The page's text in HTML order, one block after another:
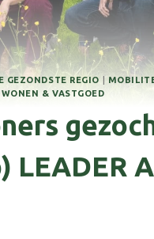
GEZONDSTE REGIO
WONEN & VASTGOED